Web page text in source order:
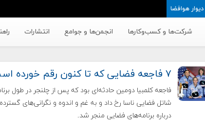
دیوار هوافضا
شرکت‌ها و کسب‌وکار‌ها انجمن‌ها و جوامع انتشارات
۷ فاجعه فضایی که تا کنون رقم خورده است
فاجعه کلمبیا دومین حادثه‌ای بود که پس از چلنجر در طول
شاتل فضایی ناسا رخ داد و به غم و اندوه و نگرانی‌های
درباره برنامه‌های فضایی منجر شد.